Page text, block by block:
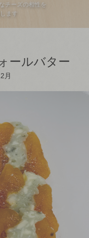
チーズの相性を
ます
ールバター
月